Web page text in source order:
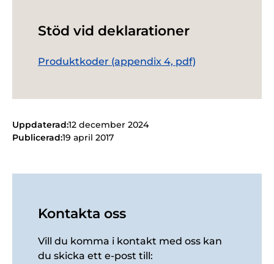
Stöd vid deklarationer
Produktkoder (appendix 4, pdf)
Uppdaterad:12 december 2024
Publicerad:19 april 2017
Kontakta oss
Vill du komma i kontakt med oss kan
du skicka ett e-post till: